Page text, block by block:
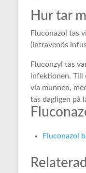
Hur tar
Fluconazol tas
(intravenös
Fluconzyl tas
infektionen. Till
via munnen,
tas dagligen på
Fluconazol